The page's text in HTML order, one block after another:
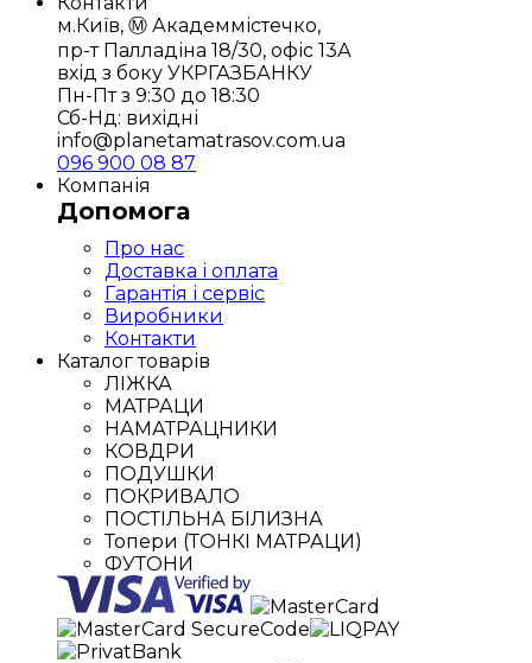
м.Київ, Ⓜ️ Академмістечко,
пр-т Палладіна 18/30, офіс 13А
вхід з боку УКРГАЗБАНКУ
Пн-Пт з 9:30 до 18:30
Сб-Нд: вихідні
info@planetamatrasov.com.ua
096 900 08 87
Компанія
Допомога
Про нас
Доставка і оплата
Гарантія і сервіс
Виробники
Контакти
Каталог товарів
ЛІЖКА
МАТРАЦИ
НАМАТРАЦНИКИ
КОВДРИ
ПОДУШКИ
ПОКРИВАЛО
ПОСТІЛЬНА БІЛИЗНА
Топери (ТОНКІ МАТРАЦИ)
ФУТОНИ